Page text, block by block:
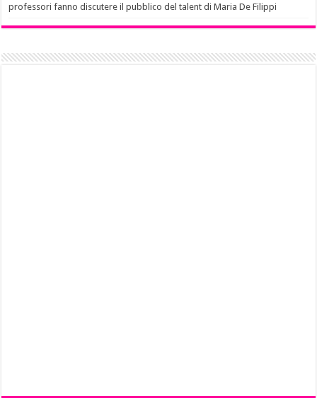
professori fanno discutere il pubblico del talent di Maria De Filippi